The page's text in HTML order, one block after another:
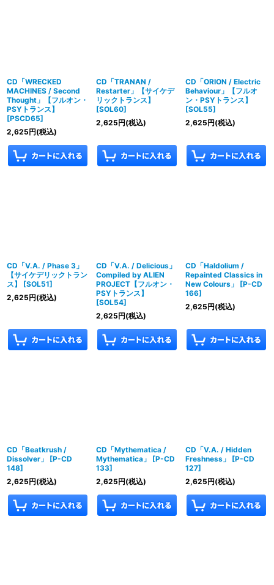
CD「WRECKED
MACHINES / Second
Thought」【フルオン・
PSYトランス】
[PSCD65]
2,625円(税込)
CD「TRANAN /
Restarter」【サイケデ
リックトランス】
[SOL60]
2,625円(税込)
CD「ORION / Electric
Behaviour」【フルオ
ン・PSYトランス】
[SOL55]
2,625円(税込)
CD「V.A. / Phase 3」
【サイケデリックトラン
ス】
[SOL51]
2,625円(税込)
CD「V.A. / Delicious」
Compiled by ALIEN
PROJECT【フルオン・
PSYトランス】
[SOL54]
2,625円(税込)
CD「Haldolium /
Repainted Classics in
New Colours」
[P-CD
166]
2,625円(税込)
CD「Beatkrush /
Dissolver」
[P-CD
148]
2,625円(税込)
CD「Mythematica /
Mythematica」
[P-CD
133]
2,625円(税込)
CD「V.A. / Hidden
Freshness」
[P-CD
127]
2,625円(税込)